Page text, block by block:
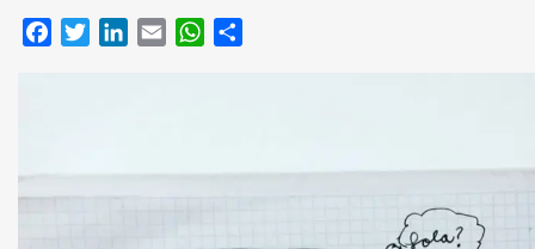
FacebookTwitterLinkedIn
Email WhatsApp